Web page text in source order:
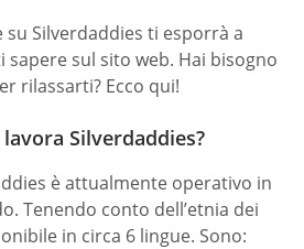
Silverdaddies ti esporrà a
sul sito web. Hai bisogno
rilassarti? Ecco qui!
Silverdaddies?
è attualmente operativo in
Tenendo conto dell’etnia dei
in circa 6 lingue. Sono: